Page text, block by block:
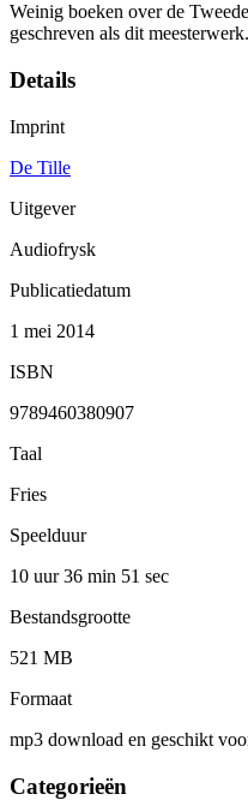
Weinig boeken over de
geschreven als dit meesterwerk.
Details
Imprint
De Tille
Uitgever
Audiofrysk
Publicatiedatum
1 mei 2014
ISBN
9789460380907
Taal
Fries
Speelduur
10 uur 36 min 51 sec
Bestandsgrootte
521 MB
Formaat
mp3 download en geschikt
Categorieën